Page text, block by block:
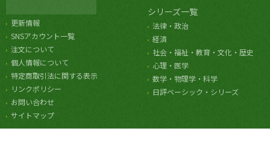
更新情報
SNSアカウント一覧
注文について
個人情報について
特定商取引法に関する表示
リンクポリシー
お問い合わせ
サイトマップ
シリーズ一覧
法律・政治
経済
社会・福祉・教育・文化・歴史
心理・医学
数学・物理学・科学
日評ベーシック・シリーズ